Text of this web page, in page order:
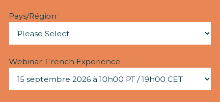
Pays/Région*
Webinar: French Experience